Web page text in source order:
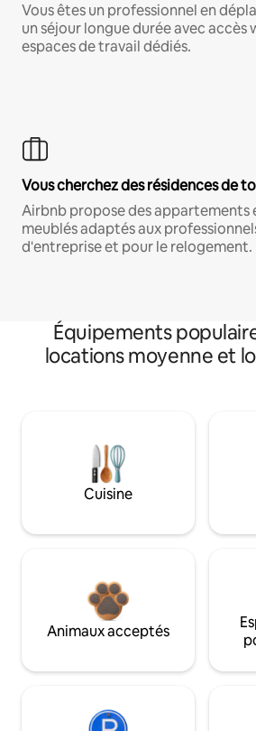
Vous êtes un professionnel en
un séjour longue durée avec
espaces de travail dédiés.
Vous cherchez des résidences de
Airbnb propose des appartements
meublés adaptés aux
d'entreprise et pour le relogement.
Équipements
locations moyenne et
Cuisine
Animaux acceptés